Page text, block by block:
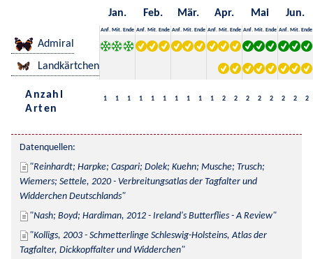
Jan. Feb. Mär. Apr. Mai Jun.
Anf. Mit. Ende Anf. Mit. Ende Anf. Mit. Ende Anf. Mit. Ende Anf. Mit. Ende Anf. Mit. Ende
Admiral
Landkärtchen
Anzahl
Arten
1 1 1 1 1 1 1 1 1 1 2 2 2 2 2 2 2 2
Datenquellen:
Reinhardt; Harpke; Caspari; Dolek; Kuehn; Musche; Trusch;
Wiemers; Settele, 2020 - Verbreitungsatlas der Tagfalter und
Widderchen Deutschlands
Nash; Boyd; Hardiman, 2012 - Ireland's Butterflies - A Review
Kolligs, 2003 - Schmetterlinge Schleswig-Holsteins, Atlas der
Tagfalter, Dickkopffalter und Widderchen